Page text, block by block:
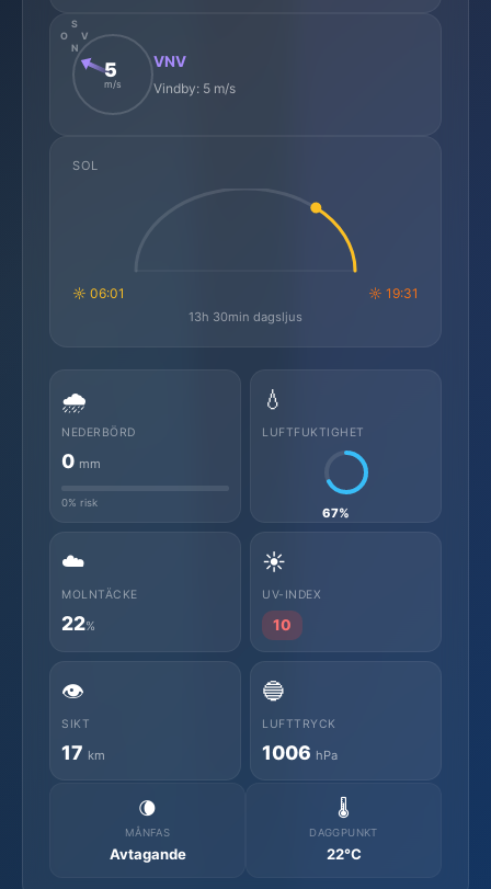
N
S
O
V
5
m/s
VNV
Vindby: 5 m/s
SOL
☼ 06:01 ☼ 19:31
13h 30min dagsljus
🌧️
NEDERBÖRD
0 mm
0% risk
💧
LUFTFUKTIGHET
67%
☁️
MOLNTÄCKE
22%
☀️
UV-INDEX
10
👁️
SIKT
17 km
🔵
LUFTTRYCK
1006 hPa
🌘
MÅNFAS
Avtagande
🌡️
DAGGPUNKT
22°C